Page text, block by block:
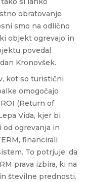
obratovanje
smo na odlično
objekt ogrevajo in
povedal
Kronovšek.
kot so turistični
omogočajo
(Return of
Vida, kjer bi
ogrevanja in
financirali
To potrjuje, da
prava izbira, ki na
številne prednosti.